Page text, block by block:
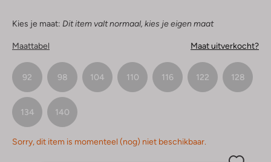
Kies je maat: Dit item valt normaal, kies je eigen maat
Maattabel Maat uitverkocht?
92 98 104 110 116 122 128
134 140
Sorry, dit item is momenteel (nog) niet beschikbaar.